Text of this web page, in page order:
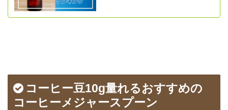
コーヒー豆10g量れるおすすめの
コーヒーメジャースプーン